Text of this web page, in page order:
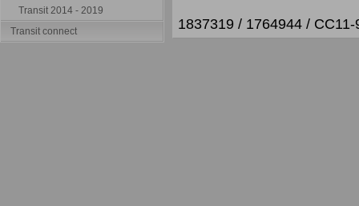
Transit 2014 - 2019
Transit connect
1837319 / 1764944 /